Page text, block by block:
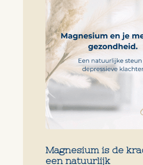
Magnesium is de
een natuurlijk